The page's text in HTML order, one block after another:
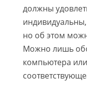
должны
но об этом
Можно лишь
компьютера